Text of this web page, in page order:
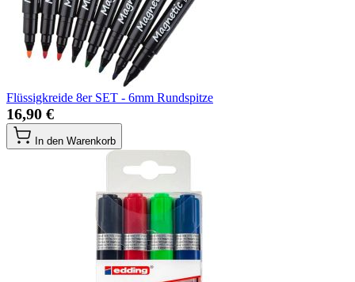
Flüssigkreide 8er SET - 6mm Rundspitze
16,90 €
In den Warenkorb